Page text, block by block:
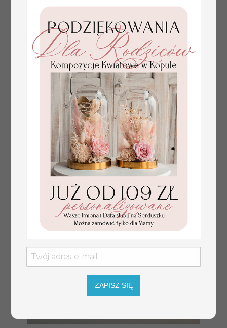
tłoczone winietki ślubne,
ślubne wizytówki winietki
na stół weselny, złote
lub srebrne napisy
tłoczone kwiaty na
winietkach ślubnych
Promocja:
2.4 PLN/3.00 PLN
ZAPISZ SIĘ